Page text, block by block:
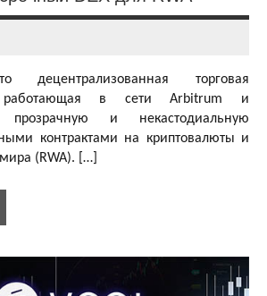
торговая
работающая в сети Arbitrum и
прозрачную и некастодиальную
контрактами на криптовалюты и
(RWA). […]